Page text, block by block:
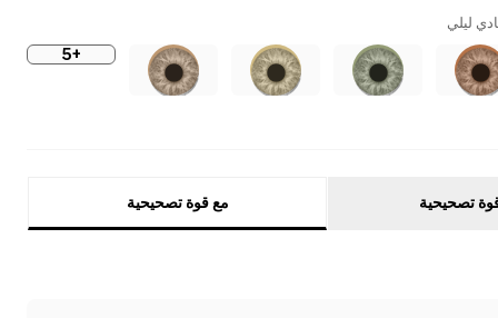
ليلي
+5
تصحيحية مع قوة تصحيحية